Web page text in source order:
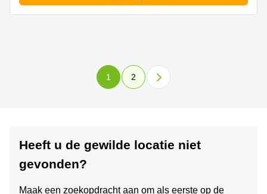
1 2
Heeft u de gewilde locatie niet
gevonden?
Maak een zoekopdracht aan om als eerste op de